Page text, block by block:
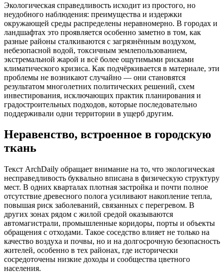
Экологическая справедливость исходит из простого, но
неудобного наблюдения: преимущества и издержки
окружающей среды распределены неравномерно. В городах и
ландшафтах это проявляется особенно заметно в том, как
разные районы сталкиваются с загрязнённым воздухом,
небезопасной водой, токсичным землепользованием,
экстремальной жарой и всё более ощутимыми рисками
климатического кризиса. Как подчёркивается в материале, эти
проблемы не возникают случайно — они становятся
результатом многолетних политических решений, схем
инвестирования, исключающих практик планирования и
градостроительных подходов, которые последовательно
поддерживали одни территории в ущерб другим.
Неравенство, встроенное в городскую
ткань
Текст ArchDaily обращает внимание на то, что экологическая
несправедливость буквально вписана в физическую структуру
мест. В одних кварталах плотная застройка и почти полное
отсутствие древесного полога усиливают накопление тепла,
повышая риск заболеваний, связанных с перегревом. В
других зонах рядом с жилой средой оказываются
автомагистрали, промышленные коридоры, порты и объекты
обращения с отходами. Такое соседство влияет не только на
качество воздуха и почвы, но и на долгосрочную безопасность
жителей, особенно в тех районах, где исторически
сосредоточены низкие доходы и сообщества цветного
населения.